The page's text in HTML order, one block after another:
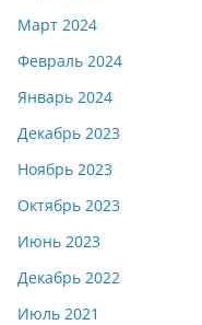
Март 2024
Февраль 2024
Январь 2024
Декабрь 2023
Ноябрь 2023
Октябрь 2023
Июнь 2023
Декабрь 2022
Июль 2021